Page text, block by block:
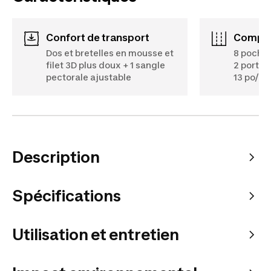
Confort de transport
Dos et bretelles en mousse et
filet 3D plus doux + 1 sangle
pectorale ajustable
8
2 porte-
13 po/
Description
Spécifications
Utilisation et entretien